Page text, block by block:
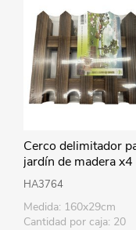
Cerco delimitador
jardín de madera x4
HA3764
Medida: 160x29cm
Cantidad por caja: 20